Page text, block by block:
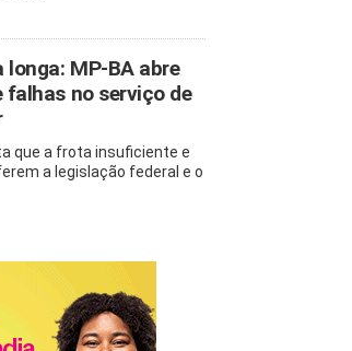
MP-BA abre
no serviço de
que a frota insuficiente e
a legislação federal e o